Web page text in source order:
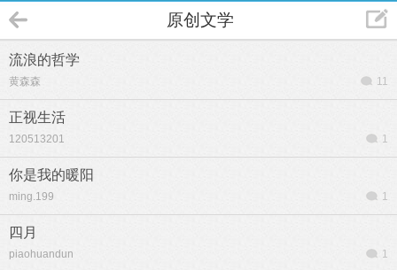
原创文学
流浪的哲学
黄森森 11
正视生活
120513201 1
你是我的暖阳
ming.199 1
四月
piaohuandun 1